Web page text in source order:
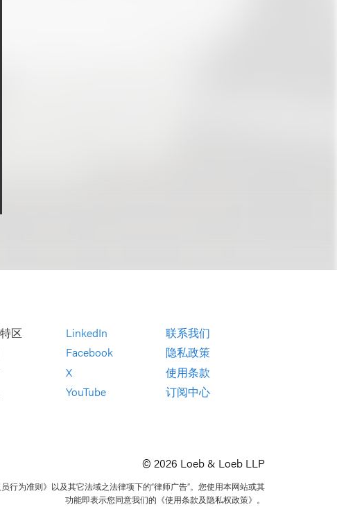
区
LinkedIn
Facebook
X
YouTube
联系我们
隐私政策
使用条款
订阅中心
© 2026 Loeb & Loeb LLP
行为准则》以及其它法域之法律项下的“律师广告”。您使用本网站或其
功能即表示您同意我们的《使用条款及隐私权政策》。